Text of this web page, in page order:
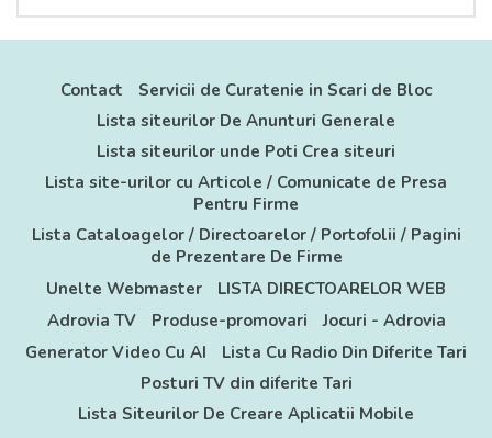
Contact
Servicii de Curatenie in Scari de Bloc
Lista siteurilor De Anunturi Generale
Lista siteurilor unde Poti Crea siteuri
Lista site-urilor cu Articole / Comunicate de Presa
Pentru Firme
Lista Cataloagelor / Directoarelor / Portofolii / Pagini
de Prezentare De Firme
Unelte Webmaster
LISTA DIRECTOARELOR WEB
Adrovia TV
Produse-promovari
Jocuri - Adrovia
Generator Video Cu AI
Lista Cu Radio Din Diferite Tari
Posturi TV din diferite Tari
Lista Siteurilor De Creare Aplicatii Mobile